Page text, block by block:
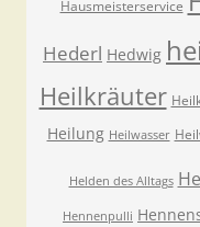
Hausmeisterservice
Hederl Hedwig
Heilkräuter
Heilung Heilwasser
Helden des Alltags
Hennenpulli